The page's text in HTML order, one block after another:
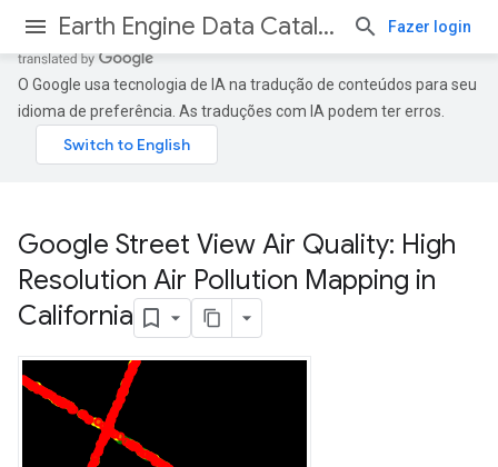
Earth Engine Data Catalog Fazer login
O Google usa tecnologia de IA na tradução de conteúdos para seu
idioma de preferência. As traduções com IA podem ter erros.
Google Street View Air Quality: High
Resolution Air Pollution Mapping in
California